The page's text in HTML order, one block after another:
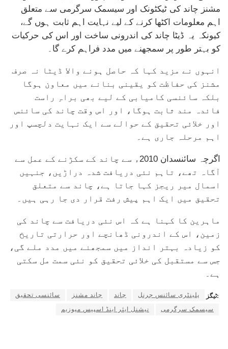
مشنز چاند کی ٹیکٹونک اور سیسمک سرگرمی سے متعلق
اہم معلومات اکٹھا کرنے کے لیے نہایت اہم ثابت ہوں گے،
کیونکہ یہ ڈیٹا چاند کی اندرونی ساخت اور اس کی حرکیات
کو بہتر طور پر سمجھنے میں مدد فراہم کرے گا۔
انہوں نے مزید کہا کہ حاصل ہونے والا ڈیٹا نہ صرف
مشنز کی حفاظت کو یقینی بنانے میں معاون ہوگا
بلکہ سائنسی کامیابی کے لیے بھی براہِ راست
فائدہ مند ثابت ہوگا، اور اس وقت چاند کی سائنس
اور خلائی تحقیق کے حوالے سے ایک نہایت دلچسپ اور
اہم مرحلہ جاری ہے۔
اگرچہ سائنسدان 2010ء سے چاند کے سکڑنے کے عمل سے
آگاہ تھے، تاہم نئی دریافت شدہ دراڑیں، جنہیں
اسمال میر ریجز کہا جاتا ہے، چاند سے متعلق
تحقیق میں ایک اہم پیش رفت قرار دی جا رہی ہیں۔
ماہرین کا کہنا ہے کہ اس نئی دریافت سے چاند کی
زمین، اس کے اندرونی ڈھانچے اور حرارتی تاریخ
کو زیادہ بہتر انداز میں سمجھنے میں مدد ملے گی،
جس سے مستقبل کی خلائی تحقیق کو نئی سمت مل سکتی
ہے۔
ٹیگز: پلینٹری سائنس جرنل چاند چاند مشنز
سائنسی تحقیق
سیسمک سرگرمی
نیشنل ایئر اینڈ اسپیس میوزیم